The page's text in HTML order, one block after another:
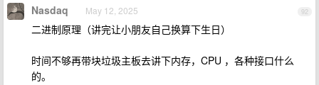
92
Nasdaq May 12, 2025
二进制原理（讲完让小朋友自己换算下生日）
时间不够再带块垃圾主板去讲下内存，CPU ，各种接口什么
的。